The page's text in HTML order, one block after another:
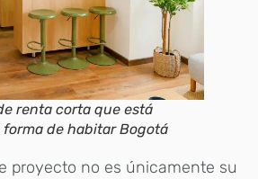
renta corta que está
de habitar Bogotá
proyecto no es únicamente su